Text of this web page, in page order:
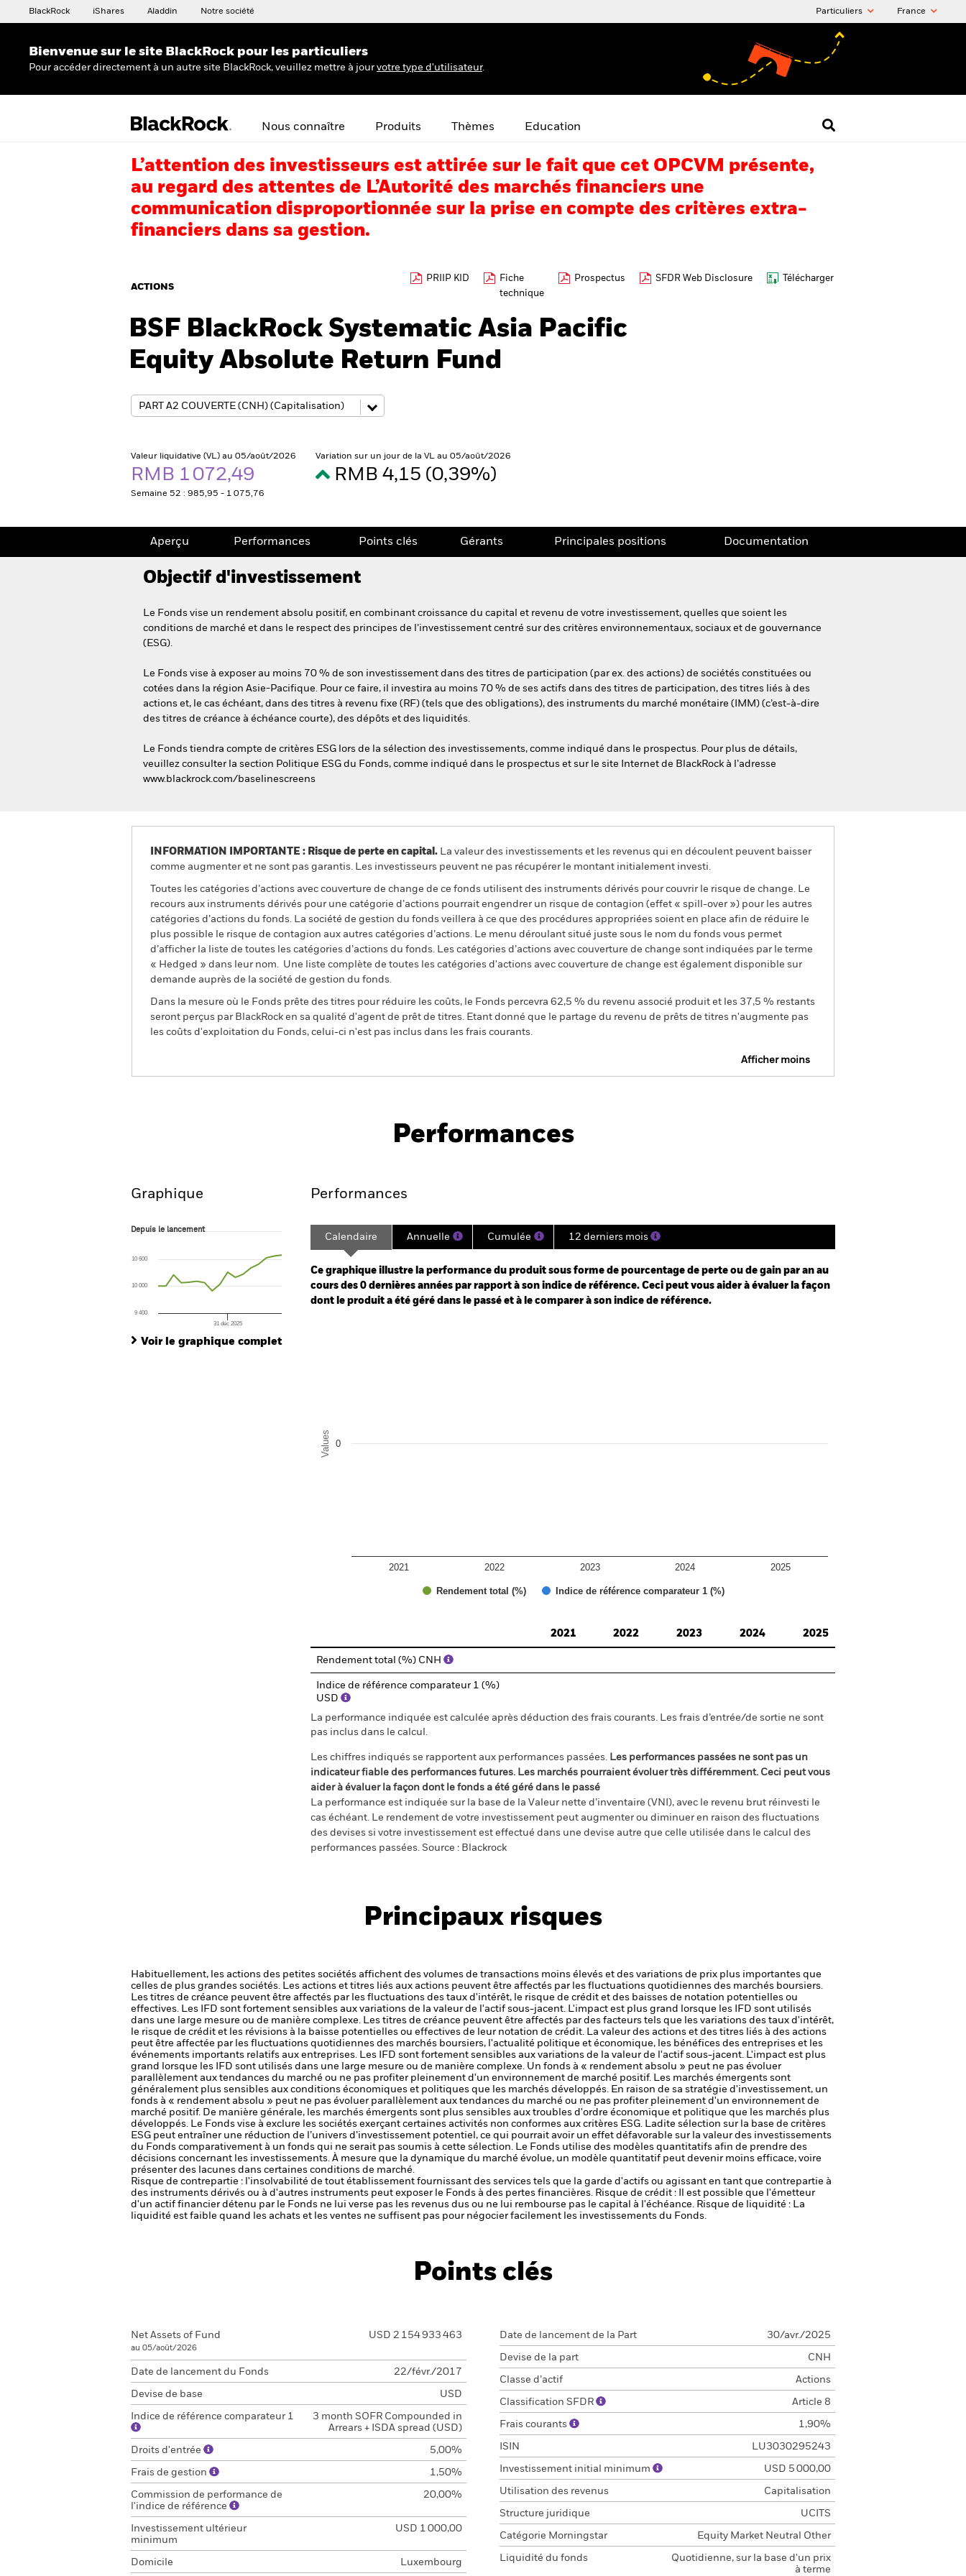
BlackRock iShares Aladdin Notre société Particuliers France
Bienvenue sur le site BlackRock pour les particuliers
Pour accéder directement à un autre site BlackRock, veuillez mettre à jour votre type d'utilisateur.
Nous connaître Produits Thèmes Education
L’attention des investisseurs est attirée sur le fait que cet OPCVM présente,
au regard des attentes de L’Autorité des marchés financiers une
communication disproportionnée sur la prise en compte des critères extra-
financiers dans sa gestion.
ACTIONS
PRIIP KID
Fiche
technique
Prospectus SFDR Web Disclosure Télécharger
BSF BlackRock Systematic Asia Pacific
Equity Absolute Return Fund
Valeur liquidative (VL) au 05/août/2026
RMB 1 072,49
Semaine 52 : 985,95 - 1 075,76
Variation sur un jour de la VL au 05/août/2026
RMB 4,15 (0,39%)
Aperçu Performances Points clés Gérants Principales positions Documentation
Objectif d'investissement
Le Fonds vise un rendement absolu positif, en combinant croissance du capital et revenu de votre investissement, quelles que soient les
conditions de marché et dans le respect des principes de l’investissement centré sur des critères environnementaux, sociaux et de gouvernance
(ESG).
Le Fonds vise à exposer au moins 70 % de son investissement dans des titres de participation (par ex. des actions) de sociétés constituées ou
cotées dans la région Asie-Pacifique. Pour ce faire, il investira au moins 70 % de ses actifs dans des titres de participation, des titres liés à des
actions et, le cas échéant, dans des titres à revenu fixe (RF) (tels que des obligations), des instruments du marché monétaire (IMM) (c’est-à-dire
des titres de créance à échéance courte), des dépôts et des liquidités.
Le Fonds tiendra compte de critères ESG lors de la sélection des investissements, comme indiqué dans le prospectus. Pour plus de détails,
veuillez consulter la section Politique ESG du Fonds, comme indiqué dans le prospectus et sur le site Internet de BlackRock à l’adresse
www.blackrock.com/baselinescreens
INFORMATION IMPORTANTE : Risque de perte en capital. La valeur des investissements et les revenus qui en découlent peuvent baisser
comme augmenter et ne sont pas garantis. Les investisseurs peuvent ne pas récupérer le montant initialement investi.
Toutes les catégories d’actions avec couverture de change de ce fonds utilisent des instruments dérivés pour couvrir le risque de change. Le
recours aux instruments dérivés pour une catégorie d’actions pourrait engendrer un risque de contagion (effet « spill-over ») pour les autres
catégories d’actions du fonds. La société de gestion du fonds veillera à ce que des procédures appropriées soient en place afin de réduire le
plus possible le risque de contagion aux autres catégories d’actions. Le menu déroulant situé juste sous le nom du fonds vous permet
d’afficher la liste de toutes les catégories d’actions du fonds. Les catégories d’actions avec couverture de change sont indiquées par le terme
« Hedged » dans leur nom. Une liste complète de toutes les catégories d'actions avec couverture de change est également disponible sur
demande auprès de la société de gestion du fonds.
Dans la mesure où le Fonds prête des titres pour réduire les coûts, le Fonds percevra 62,5 % du revenu associé produit et les 37,5 % restants
seront perçus par BlackRock en sa qualité d'agent de prêt de titres. Etant donné que le partage du revenu de prêts de titres n'augmente pas
les coûts d'exploitation du Fonds, celui-ci n'est pas inclus dans les frais courants.
Afficher moins
Performances
Graphique
Depuis le lancement
The chart has 1 X axis displaying Time. Range: 2025-03-31 00:00:00 to 2026-07-31 00:00:00.
The chart has 1 Y axis displaying values. Range: -6 to 12.
Depuis le lancement
31 déc 2025
9 400
10 000
10 600
Voir le graphique complet
Performances
Calendaire Annuelle Cumulée 12 derniers mois
Ce graphique illustre la performance du produit sous forme de pourcentage de perte ou de gain par an au
cours des 0 dernières années par rapport à son indice de référence. Ceci peut vous aider à évaluer la façon
dont le produit a été géré dans le passé et à le comparer à son indice de référence.
Values
Rendement total (%) Indice de référence comparateur 1 (%)
2021 2022 2023 2024 2025
0
2021
2022 2023 2024 2025
Rendement total (%) CNH
Indice de référence comparateur 1 (%)
USD
La performance indiquée est calculée après déduction des frais courants. Les frais d’entrée/de sortie ne sont
pas inclus dans le calcul.
Les chiffres indiqués se rapportent aux performances passées. Les performances passées ne sont pas un
indicateur fiable des performances futures. Les marchés pourraient évoluer très différemment. Ceci peut vous
aider à évaluer la façon dont le fonds a été géré dans le passé
La performance est indiquée sur la base de la Valeur nette d’inventaire (VNI), avec le revenu brut réinvesti le
cas échéant. Le rendement de votre investissement peut augmenter ou diminuer en raison des fluctuations
des devises si votre investissement est effectué dans une devise autre que celle utilisée dans le calcul des
performances passées. Source : Blackrock
Principaux risques
Habituellement, les actions des petites sociétés affichent des volumes de transactions moins élevés et des variations de prix plus importantes que
celles de plus grandes sociétés. Les actions et titres liés aux actions peuvent être affectés par les fluctuations quotidiennes des marchés boursiers.
Les titres de créance peuvent être affectés par les fluctuations des taux d'intérêt, le risque de crédit et des baisses de notation potentielles ou
effectives. Les IFD sont fortement sensibles aux variations de la valeur de l'actif sous-jacent. L'impact est plus grand lorsque les IFD sont utilisés
dans une large mesure ou de manière complexe. Les titres de créance peuvent être affectés par des facteurs tels que les variations des taux d'intérêt,
le risque de crédit et les révisions à la baisse potentielles ou effectives de leur notation de crédit. La valeur des actions et des titres liés à des actions
peut être affectée par les fluctuations quotidiennes des marchés boursiers, l'actualité politique et économique, les bénéfices des entreprises et les
événements importants relatifs aux entreprises. Les IFD sont fortement sensibles aux variations de la valeur de l'actif sous-jacent. L'impact est plus
grand lorsque les IFD sont utilisés dans une large mesure ou de manière complexe. Un fonds à « rendement absolu » peut ne pas évoluer
parallèlement aux tendances du marché ou ne pas profiter pleinement d'un environnement de marché positif. Les marchés émergents sont
généralement plus sensibles aux conditions économiques et politiques que les marchés développés. En raison de sa stratégie d'investissement, un
fonds à « rendement absolu » peut ne pas évoluer parallèlement aux tendances du marché ou ne pas profiter pleinement d'un environnement de
marché positif. De manière générale, les marchés émergents sont plus sensibles aux troubles d'ordre économique et politique que les marchés plus
développés. Le Fonds vise à exclure les sociétés exerçant certaines activités non conformes aux critères ESG. Ladite sélection sur la base de critères
ESG peut entraîner une réduction de l’univers d’investissement potentiel, ce qui pourrait avoir un effet défavorable sur la valeur des investissements
du Fonds comparativement à un fonds qui ne serait pas soumis à cette sélection. Le Fonds utilise des modèles quantitatifs afin de prendre des
décisions concernant les investissements. À mesure que la dynamique du marché évolue, un modèle quantitatif peut devenir moins efficace, voire
présenter des lacunes dans certaines conditions de marché.
Risque de contrepartie : l'insolvabilité de tout établissement fournissant des services tels que la garde d'actifs ou agissant en tant que contrepartie à
des instruments dérivés ou à d'autres instruments peut exposer le Fonds à des pertes financières. Risque de crédit : Il est possible que l'émetteur
d'un actif financier détenu par le Fonds ne lui verse pas les revenus dus ou ne lui rembourse pas le capital à l'échéance. Risque de liquidité : La
liquidité est faible quand les achats et les ventes ne suffisent pas pour négocier facilement les investissements du Fonds.
Points clés
Net Assets of Fund
au 05/août/2026
USD 2 154 933 463
Date de lancement du Fonds 22/févr./2017
Devise de base USD
Indice de référence comparateur 1
3 month SOFR Compounded in
Arrears + ISDA spread (USD)
Droits d'entrée 5,00%
Frais de gestion 1,50%
Commission de performance de
l'indice de référence
20,00%
Investissement ultérieur
minimum
USD 1 000,00
Domicile Luxembourg
Date de lancement de la Part 30/avr./2025
Devise de la part CNH
Classe d’actif Actions
Classification SFDR Article 8
Frais courants 1,90%
ISIN LU3030295243
Investissement initial minimum USD 5 000,00
Utilisation des revenus Capitalisation
Structure juridique UCITS
Catégorie Morningstar Equity Market Neutral Other
Liquidité du fonds
Quotidienne, sur la base d'un prix
à terme